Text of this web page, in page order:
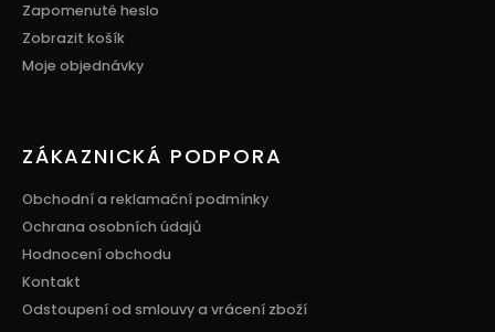
Zapomenuté heslo
Zobrazit košík
Moje objednávky
ZÁKAZNICKÁ PODPORA
Obchodní a reklamační podmínky
Ochrana osobních údajů
Hodnocení obchodu
Kontakt
Odstoupení od smlouvy a vrácení zboží